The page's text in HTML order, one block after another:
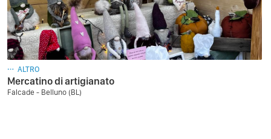
ALTRO
Mercatino di artigianato
Falcade - Belluno (BL)